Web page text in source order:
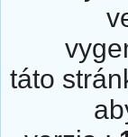
táto